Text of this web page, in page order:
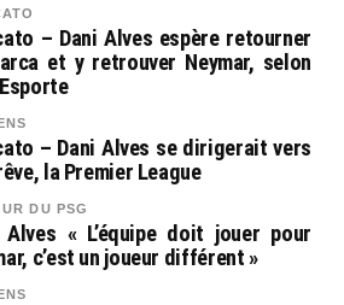
– Dani Alves espère retourner
et y retrouver Neymar, selon
– Dani Alves se dirigerait vers
la Premier League
DU PSG
Alves « L’équipe doit jouer pour
c’est un joueur différent »